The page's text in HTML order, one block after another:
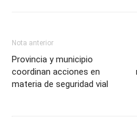
Nota anterior
Provincia y municipio
coordinan acciones en
materia de seguridad vial